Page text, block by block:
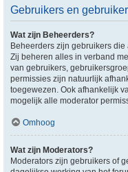
Gebruikers en
Wat zijn Beheerders?
Beheerders zijn gebruikers
Zij beheren alles in verband
van gebruikers,
permissies zijn natuurlijk
toegewezen. Ook afhankelijk
mogelijk alle moderator
Omhoog
Wat zijn Moderators?
Moderators zijn gebruikers of